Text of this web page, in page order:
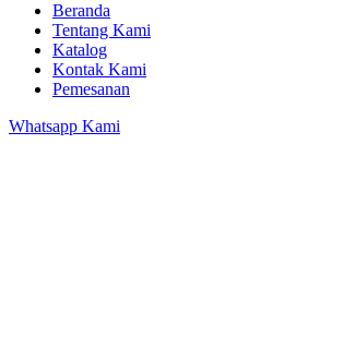
Beranda
Tentang Kami
Katalog
Kontak Kami
Pemesanan
Whatsapp Kami